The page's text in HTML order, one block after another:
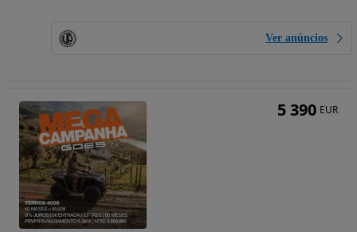
Ver anúncios
5 390 EUR